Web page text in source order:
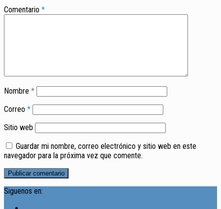
Comentario *
Nombre *
Correo *
Sitio web
Guardar mi nombre, correo electrónico y sitio web en este
navegador para la próxima vez que comente.
Siguenos en: